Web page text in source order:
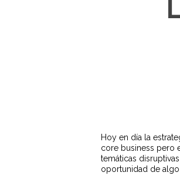
Hoy en día la
core business pero
temáticas
oportunidad de